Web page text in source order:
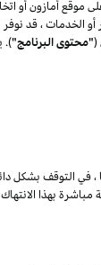
موقع أمازون أو
، قد نوفر
("محتوى البرنامج").
، في التوقف بشكل
بهذا الانتهاك